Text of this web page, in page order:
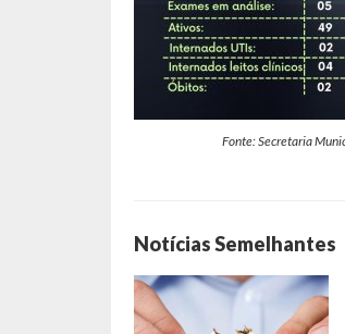
Fonte: Secretaria
Notícias Semelhantes